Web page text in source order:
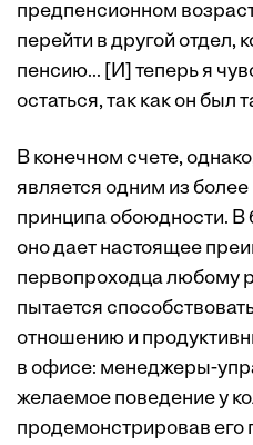
предпенсионном
перейти в другой отдел,
пенсию... [И] теперь я
остаться, так как он был
В конечном счете,
является одним из
принципа обоюдности. В
оно дает настоящее
первопроходца любому
пытается
отношению и
в офисе: менеджеры-
желаемое поведение у
продемонстрировав его